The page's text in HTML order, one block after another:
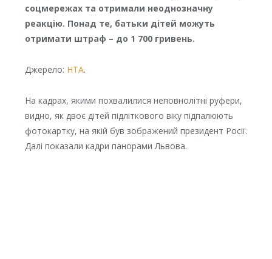
соцмережах та отримали неоднозначну
реакцію. Понад те, батьки дітей можуть
отримати штраф – до 1 700 гривень.
Джерело: НТА.
На кадрах, якими похвалилися неповнолітні руфери,
видно, як двоє дітей підліткового віку підпалюють
фотокартку, на якій був зображений президент Росії.
Далі показали кадри панорами Львова.